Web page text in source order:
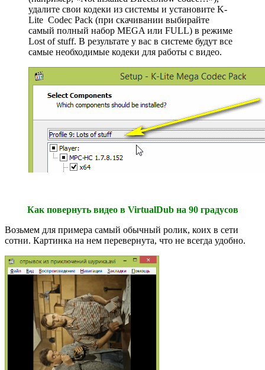
удалите свои кодеки из системы и установите K-
Lite Codec Pack (при скачивании выбирайте
самый полный набор MEGA или FULL) в режиме
Lost of stuff. В результате у вас в системе будут все
самые необходимые кодеки для работы с видео.
Как повернуть видео в VirtualDub на 90 градусов
Возьмем для примера самый обычный ролик, коих в сети
сотни. Картинка на нем перевернута, что не всегда удобно.